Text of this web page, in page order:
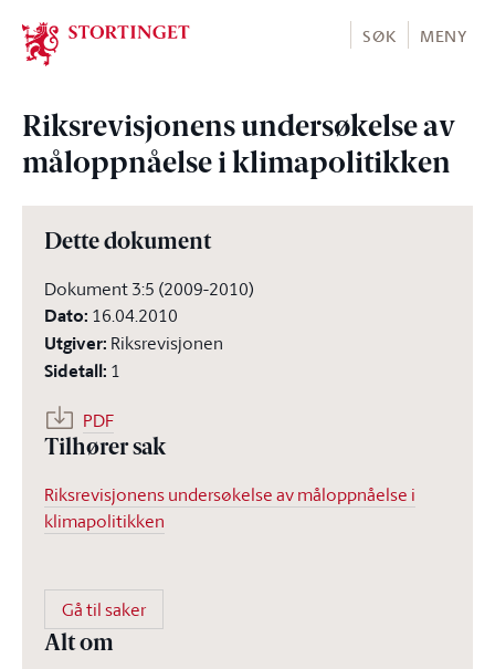
Stortinget.no
SØK MENY
Riksrevisjonens undersøkelse av
måloppnåelse i klimapolitikken
Dette dokument
Dokument 3:5 (2009-2010)
Dato: 16.04.2010
Utgiver: Riksrevisjonen
Sidetall: 1
PDF
Tilhører sak
Riksrevisjonens undersøkelse av måloppnåelse i
klimapolitikken
Gå til saker
Alt om